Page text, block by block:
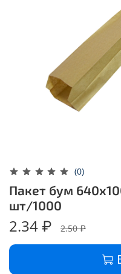
(0)
Пакет бум
шт/1000
2.34 ₽ 2.50 ₽